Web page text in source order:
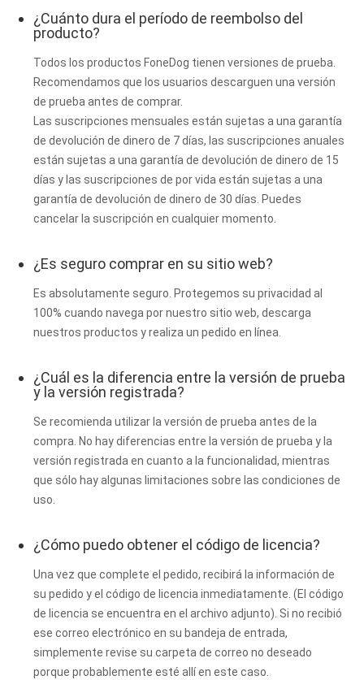
¿Cuánto dura el período de reembolso del
producto?
Todos los productos FoneDog tienen versiones de prueba.
Recomendamos que los usuarios descarguen una versión
de prueba antes de comprar.
Las suscripciones mensuales están sujetas a una garantía
de devolución de dinero de 7 días, las suscripciones anuales
están sujetas a una garantía de devolución de dinero de 15
días y las suscripciones de por vida están sujetas a una
garantía de devolución de dinero de 30 días. Puedes
cancelar la suscripción en cualquier momento.
¿Es seguro comprar en su sitio web?
Es absolutamente seguro. Protegemos su privacidad al
100% cuando navega por nuestro sitio web, descarga
nuestros productos y realiza un pedido en línea.
¿Cuál es la diferencia entre la versión de prueba
y la versión registrada?
Se recomienda utilizar la versión de prueba antes de la
compra. No hay diferencias entre la versión de prueba y la
versión registrada en cuanto a la funcionalidad, mientras
que sólo hay algunas limitaciones sobre las condiciones de
uso.
¿Cómo puedo obtener el código de licencia?
Una vez que complete el pedido, recibirá la información de
su pedido y el código de licencia inmediatamente. (El código
de licencia se encuentra en el archivo adjunto). Si no recibió
ese correo electrónico en su bandeja de entrada,
simplemente revise su carpeta de correo no deseado
porque probablemente esté allí en este caso.